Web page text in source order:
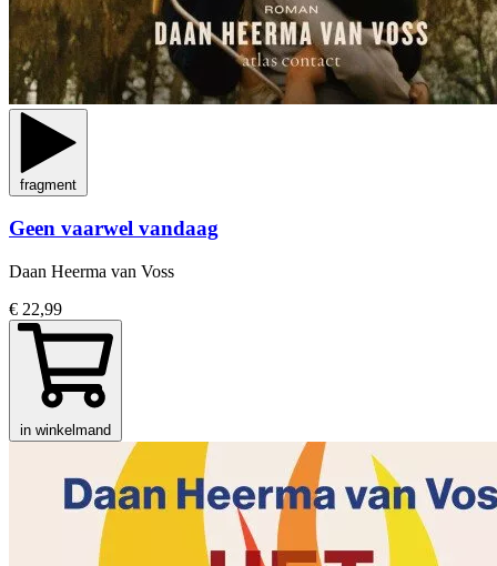
fragment
Geen vaarwel vandaag
Daan Heerma van Voss
€ 22,99
in winkelmand